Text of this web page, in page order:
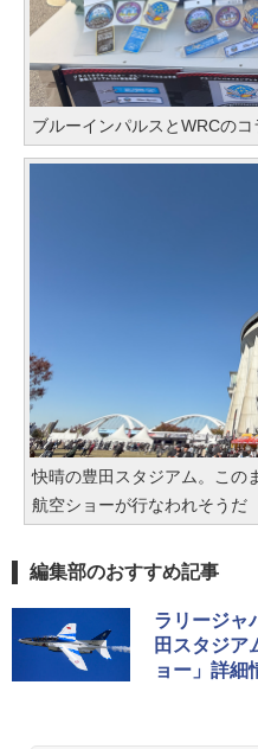
ブルーインパルスとWRCの
快晴の豊田スタジアム。この
航空ショーが行なわれそうだ
編集部のおすすめ記事
ラリージャ
田スタジア
ョー」詳細